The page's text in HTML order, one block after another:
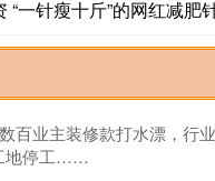
“一针瘦十斤”的网红减肥
百业主装修款打水漂，行
地停工……